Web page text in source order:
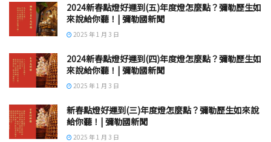
2024新春點燈好運到(五)年度燈怎麼點？彌勒歷生如
來說給你聽！| 彌勒國新聞
2025 年 1 月 3 日
2024新春點燈好運到(四)年度燈怎麼點？彌勒歷生如
來說給你聽！| 彌勒國新聞
2025 年 1 月 3 日
新春點燈好運到(三)年度燈怎麼點？彌勒歷生如來說
給你聽！| 彌勒國新聞
2025 年 1 月 3 日